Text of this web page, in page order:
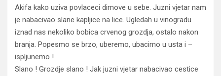
Akifa kako uziva povlaceci dimove u sebe. Juzni vjetar nam
je nabacivao slane kapljice na lice. Ugledah u vinogradu
iznad nas nekoliko bobica crvenog grozdja, ostalo nakon
branja. Popesmo se brzo, uberemo, ubacimo u usta i –
ispljunemo !
Slano ! Grozdje slano ! Jak juzni vjetar nabacivao cestice